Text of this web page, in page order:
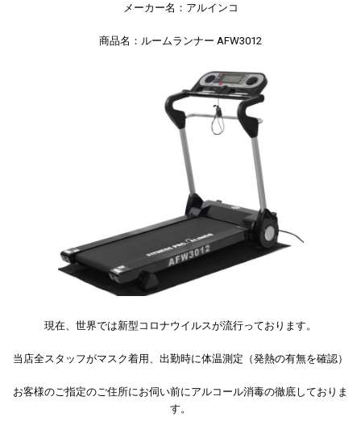
メーカー名：アルインコ
商品名：ルームランナー AFW3012
現在、世界では新型コロナウイルスが流行っております。
当店全スタッフがマスク着用、出勤時に体温測定（発熱の有無を確認）
お客様のご指定のご住所にお伺い前にアルコール消毒の徹底しておりま
す。